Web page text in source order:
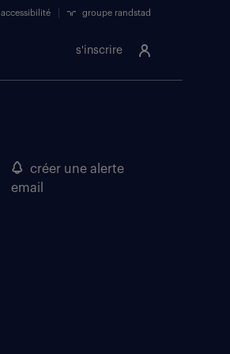
s'inscrire
accessibilité groupe randstad
créer une alerte
email